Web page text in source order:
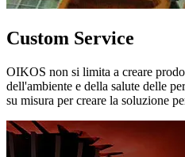
Custom Service
OIKOS non si limita a creare
dell'ambiente e della salute delle
su misura per creare la soluzione